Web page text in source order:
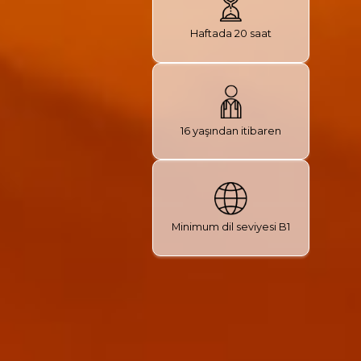
Haftada 20 saat
16 yaşından itibaren
Minimum dil seviyesi B1